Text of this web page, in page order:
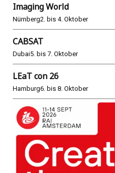
Imaging World
Nürnberg2. bis 4. Oktober
CABSAT
Dubai5. bis 7. Oktober
LEaT con 26
Hamburg6. bis 8. Oktober